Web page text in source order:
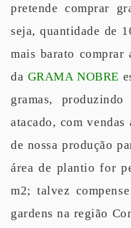
pretende comprar
seja, quantidade de
mais barato comprar
da GRAMA NOBRE
gramas,
atacado, com
de nossa produção
área de plantio for
m2; talvez
gardens na região